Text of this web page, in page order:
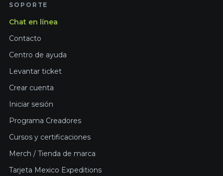
SOPORTE
Chat en línea
Contacto
Centro de ayuda
Levantar ticket
Crear cuenta
Iniciar sesión
Programa Creadores
Cursos y certificaciones
Merch / Tienda de marca
Tarjeta Mexico Expeditions